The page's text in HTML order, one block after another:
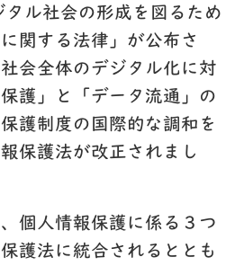
ル社会の形成を図るため
関する法律」が公布さ
会全体のデジタル化に対
護」と「データ流通」の
護制度の国際的な調和を
保護法が改正されまし
個人情報保護に係る３つ
護法に統合されるととも